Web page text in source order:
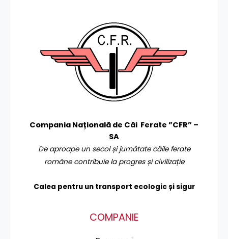
Compania Națională de Căi Ferate ”CFR” –
SA
De aproape un secol și jumătate căile ferate
române contribuie la progres și civilizație
Calea pentru un transport ecologic și sigur
COMPANIE